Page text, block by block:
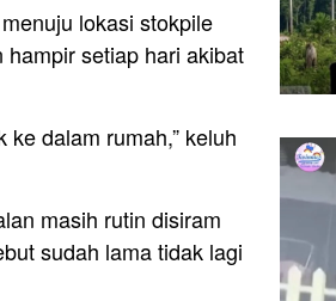
menuju lokasi stokpile
setiap hari akibat
dalam rumah,” keluh
masih rutin disiram
sudah lama tidak lagi